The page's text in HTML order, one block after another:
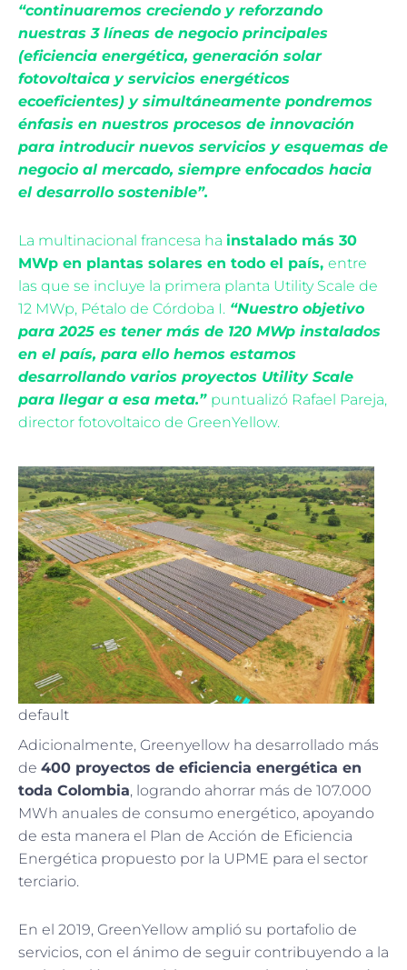
“continuaremos creciendo y reforzando
nuestras 3 líneas de negocio principales
(eficiencia energética, generación solar
fotovoltaica y servicios energéticos
ecoeficientes) y simultáneamente pondremos
énfasis en nuestros procesos de innovación
para introducir nuevos servicios y esquemas de
negocio al mercado, siempre enfocados hacia
el desarrollo sostenible”.
La multinacional francesa ha instalado más 30
MWp en plantas solares en todo el país, entre
las que se incluye la primera planta Utility Scale de
12 MWp, Pétalo de Córdoba I. “Nuestro objetivo
para 2025 es tener más de 120 MWp instalados
en el país, para ello hemos estamos
desarrollando varios proyectos Utility Scale
para llegar a esa meta.” puntualizó Rafael Pareja,
director fotovoltaico de GreenYellow.
default
Adicionalmente, Greenyellow ha desarrollado más
de 400 proyectos de eficiencia energética en
toda Colombia, logrando ahorrar más de 107.000
MWh anuales de consumo energético, apoyando
de esta manera el Plan de Acción de Eficiencia
Energética propuesto por la UPME para el sector
terciario.
En el 2019, GreenYellow amplió su portafolio de
servicios, con el ánimo de seguir contribuyendo a la